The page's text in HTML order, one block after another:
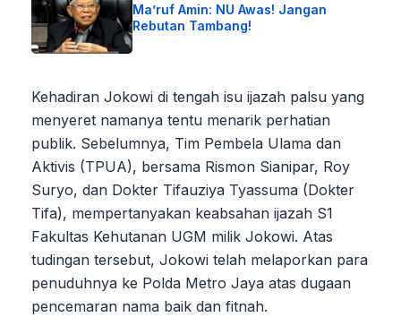
Ma’ruf Amin: NU Awas! Jangan
Rebutan Tambang!
Kehadiran Jokowi di tengah isu ijazah palsu yang
menyeret namanya tentu menarik perhatian
publik. Sebelumnya, Tim Pembela Ulama dan
Aktivis (TPUA), bersama Rismon Sianipar, Roy
Suryo, dan Dokter Tifauziya Tyassuma (Dokter
Tifa), mempertanyakan keabsahan ijazah S1
Fakultas Kehutanan UGM milik Jokowi. Atas
tudingan tersebut, Jokowi telah melaporkan para
penuduhnya ke Polda Metro Jaya atas dugaan
pencemaran nama baik dan fitnah.